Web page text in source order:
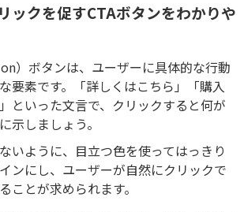
ックを促すCTAボタンをわかりや
）ボタンは、ユーザーに具体的な行動
要素です。「詳しくはこちら」「購入
といった文言で、クリックすると何が
示しましょう。
いように、目立つ色を使ってはっきり
ンにし、ユーザーが自然にクリックで
ことが求められます。